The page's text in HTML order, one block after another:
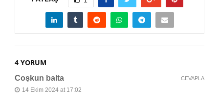
4 YORUM
Coşkun balta
14 Ekim 2024 at 17:02
CEVAPLA